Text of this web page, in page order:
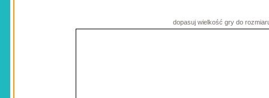
dopasuj wielkość gry do